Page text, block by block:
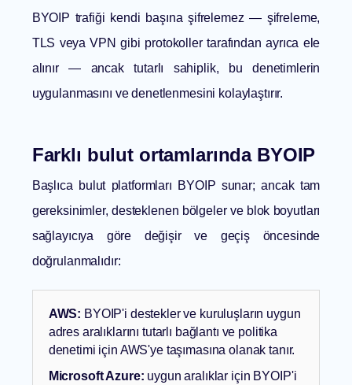
BYOIP trafiği kendi başına şifrelemez — şifreleme,
TLS veya VPN gibi protokoller tarafından ayrıca ele
alınır — ancak tutarlı sahiplik, bu denetimlerin
uygulanmasını ve denetlenmesini kolaylaştırır.
Farklı bulut ortamlarında BYOIP
Başlıca bulut platformları BYOIP sunar; ancak tam
gereksinimler, desteklenen bölgeler ve blok boyutları
sağlayıcıya göre değişir ve geçiş öncesinde
doğrulanmalıdır:
AWS: BYOIP'i destekler ve kuruluşların uygun
adres aralıklarını tutarlı bağlantı ve politika
denetimi için AWS'ye taşımasına olanak tanır.
Microsoft Azure: uygun aralıklar için BYOIP'i